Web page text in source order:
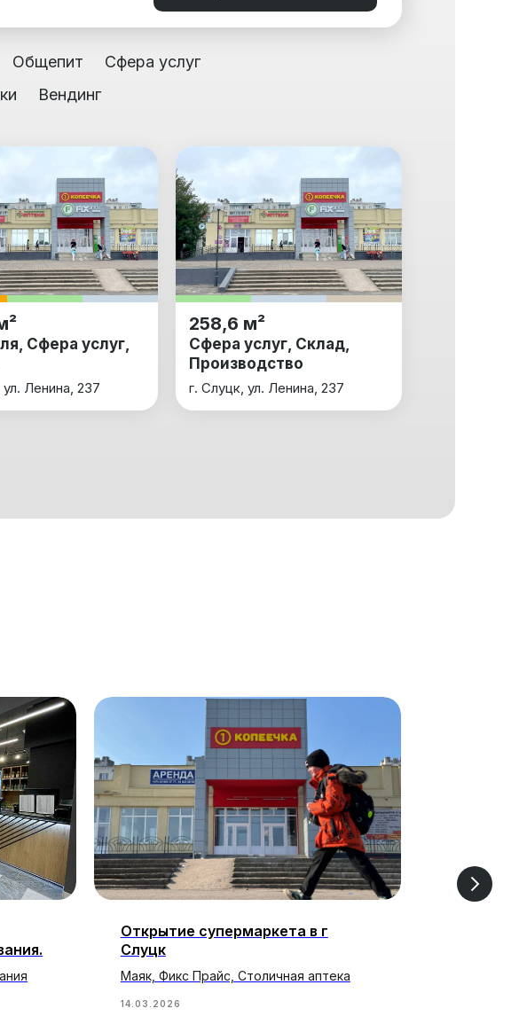
Общепит
Сфера услуг
Вендинг
Сфера услуг,
Ленина, 237
258,6 м²
Сфера услуг, Склад,
Производство
г. Слуцк, ул. Ленина, 237
Открытие супермаркета в г
Слуцк
Маяк, Фикс Прайс, Столичная аптека
14.03.2026